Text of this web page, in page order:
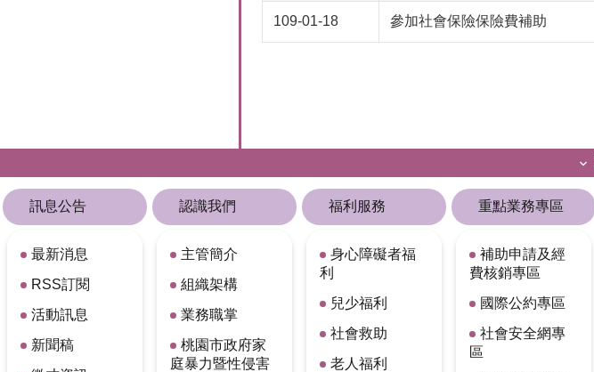
109-01-18 參加社會保險保險費補助
訊息公告
最新消息
RSS訂閱
活動訊息
新聞稿
認識我們
主管簡介
組織架構
業務職掌
桃園市政府家
庭暴力暨性侵害
福利服務
身心障礙者福
利
兒少福利
社會救助
老人福利
重點業務專區
補助申請及經
費核銷專區
國際公約專區
社會安全網專
區